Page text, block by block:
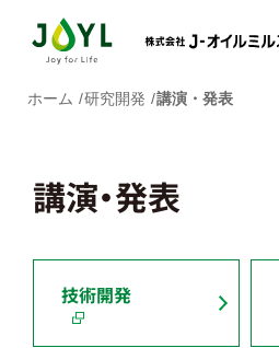
ホーム 研究開発 講演・発表
講演・発表
技術開発